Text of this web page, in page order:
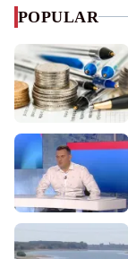
POPULAR